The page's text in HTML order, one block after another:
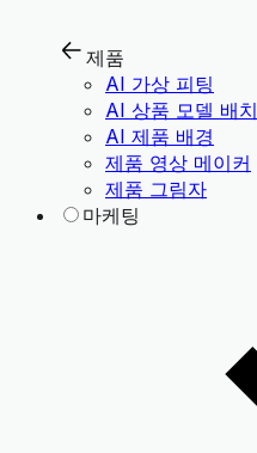
제품
AI 가상 피팅
AI 상품 모델 배치
AI 제품 배경
제품 영상 메이커
제품 그림자
마케팅